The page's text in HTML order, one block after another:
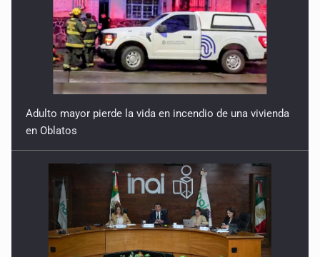
Adulto mayor pierde la vida en incendio de una vivienda
en Oblatos